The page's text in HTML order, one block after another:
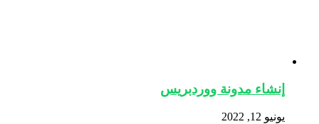
إنشاء مدونة ووردبريس
يونيو 12, 2022